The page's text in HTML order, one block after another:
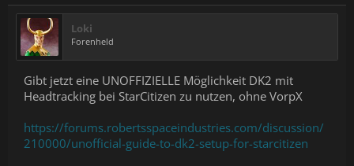
Loki
Forenheld
Gibt jetzt eine UNOFFIZIELLE Möglichkeit DK2 mit
Headtracking bei StarCitizen zu nutzen, ohne VorpX
https://forums.robertsspaceindustries.com/discussion/
210000/unofficial-guide-to-dk2-setup-for-starcitizen